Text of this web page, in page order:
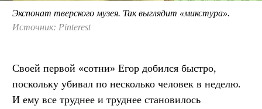
Экспонат тверского музея. Так выглядит «микстура».
Источник: Pinterest
Своей первой «сотни» Егор добился быстро,
поскольку убивал по несколько человек в неделю.
И ему все труднее и труднее становилось